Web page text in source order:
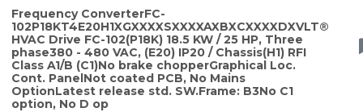
Frequency ConverterFC-
102P18KT4E20H1XGXXXXSXXXXAXBXCXXXXDXVLT®
HVAC Drive FC-102(P18K) 18.5 KW / 25 HP, Three
phase380 - 480 VAC, (E20) IP20 / Chassis(H1) RFI
Class A1/B (C1)No brake chopperGraphical Loc.
Cont. PanelNot coated PCB, No Mains
OptionLatest release std. SW.Frame: B3No C1
option, No D op